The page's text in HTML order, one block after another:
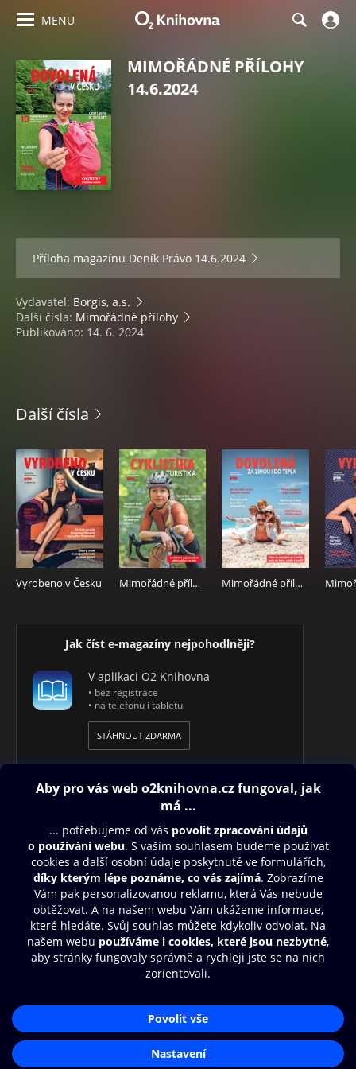
MENU
MIMOŘÁDNÉ PŘÍLOHY
14.6.2024
Příloha magazínu Deník Právo 14.6.2024
Vydavatel: Borgis, a.s.
Další čísla: Mimořádné přílohy
Publikováno: 14. 6. 2024
Další čísla
Vyrobeno v Česku Mimořádné přílohy 24.4.2026 Mimořádné přílohy 10.10.2025
Jak číst e-magazíny nejpohodlněji?
V aplikaci O2 Knihovna
• bez registrace
• na telefonu i tabletu
STÁHNOUT ZDARMA
Obsah ke stažení
Moje O2 Knihovna
Další zábava
© O2 Czech Republic a.s.
Zásady zpracování osobních údajůAplikace O2 Knihovna
Čti a poslouchej své e-knihy a